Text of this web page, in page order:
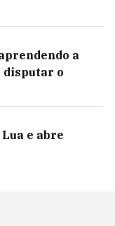
a
disputar o
e abre